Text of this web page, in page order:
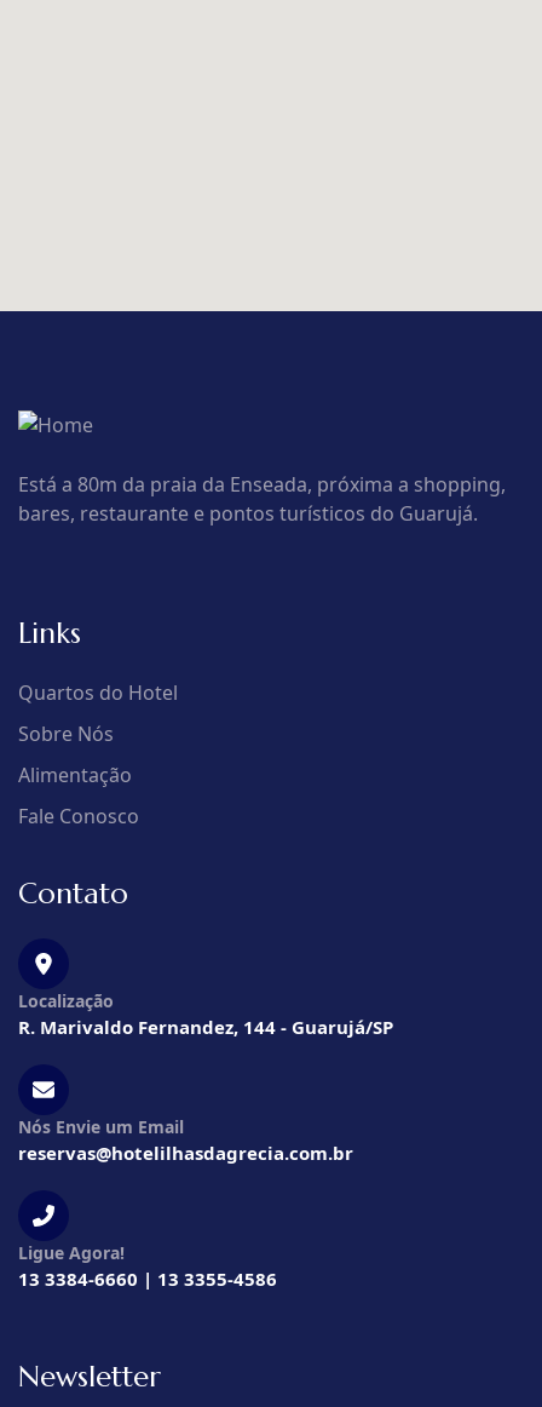
Está a 80m da praia da Enseada, próxima a shopping,
bares, restaurante e pontos turísticos do Guarujá.
Links
Quartos do Hotel
Sobre Nós
Alimentação
Fale Conosco
Contato
Localização
R. Marivaldo Fernandez, 144 - Guarujá/SP
Nós Envie um Email
reservas@hotelilhasdagrecia.com.br
Ligue Agora!
13 3384-6660 | 13 3355-4586
Newsletter